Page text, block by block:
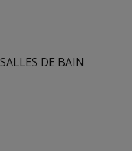
SALLES DE BAIN